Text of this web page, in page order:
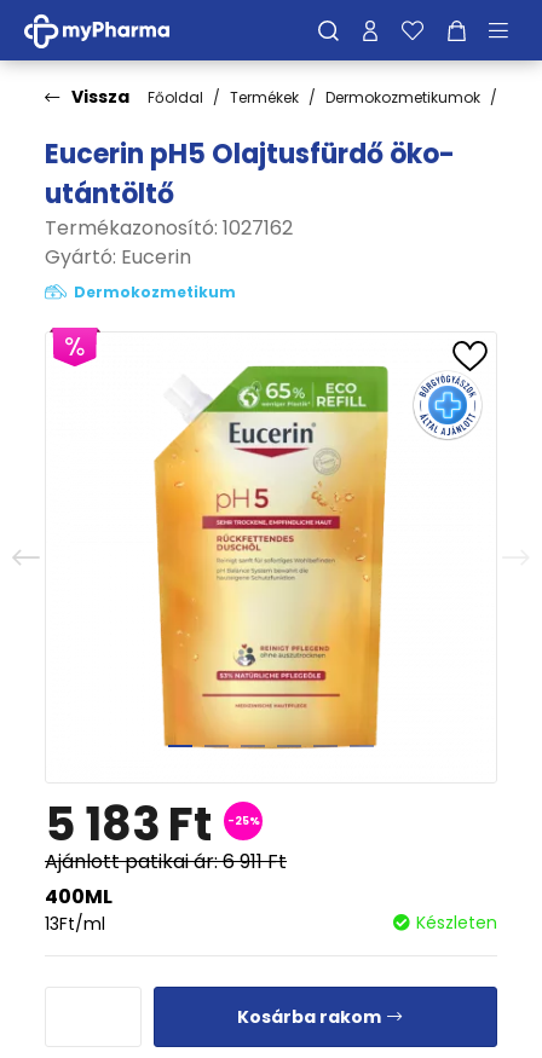
Vissza Főoldal Termékek Dermokozmetikumok
Eucerin pH5 Olajtusfürdő öko-
utántöltő
Termékazonosító: 1027162
Gyártó: Eucerin
Dermokozmetikum
5 183Ft -25%
Ajánlott patikai ár:6 911Ft
400ML
13Ft/ml Készleten
Kosárba rakom